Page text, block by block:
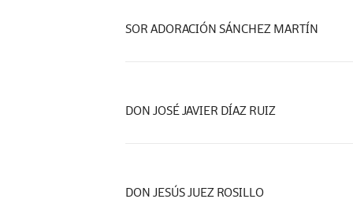
SOR ADORACIÓN SÁNCHEZ MARTÍN
DON JOSÉ JAVIER DÍAZ RUIZ
DON JESÚS JUEZ ROSILLO